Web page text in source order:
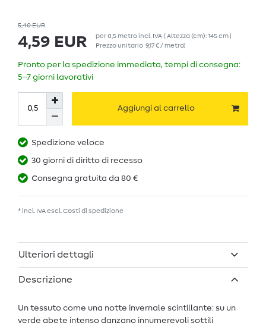
5,40 EUR
4,59 EUR per0,5 metroincl. IVA( Altezza (cm): 145 cm |
Prezzo unitario 9,17 € / metro)
Pronto per la spedizione immediata, tempi di consegna:
5–7 giorni lavorativi
Aggiungi al carrello
Spedizione veloce
30 giorni di diritto di recesso
Consegna gratuita da 80 €
* incl. IVA escl. Costi di spedizione
Ulteriori dettagli
Descrizione
Un tessuto come una notte invernale scintillante: su un
verde abete intenso danzano innumerevoli sottili